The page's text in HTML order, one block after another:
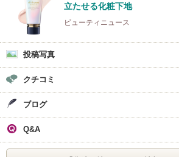
立たせる化粧下地
ビューティニュース
投稿写真
クチコミ
ブログ
Q&A